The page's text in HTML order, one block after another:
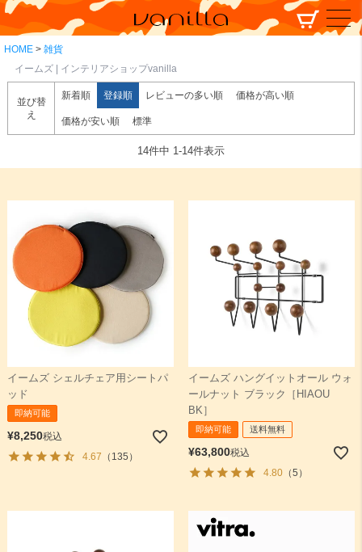
HOME
雑貨
イームズ | インテリアショップvanilla
並び替
え
新着順 登録順 レビューの多い順 価格が高い順
価格が安い順 標準
14件中 1-14件表示
イームズ シェルチェア用シートパ
ッド
即納可能
¥8,250税込
4.67 （135）
イームズ ハングイットオール ウォ
ールナット ブラック［HIAOU
BK］
即納可能 送料無料
¥63,800税込
4.80（5）